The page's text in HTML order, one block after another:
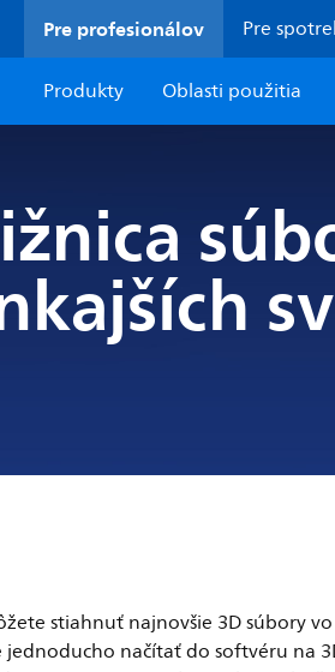
Pre profesionálov Pre
Produkty
Oblasti použitia
stiahnuť najnovšie 3D súbory
jednoducho načítať do softvéru na